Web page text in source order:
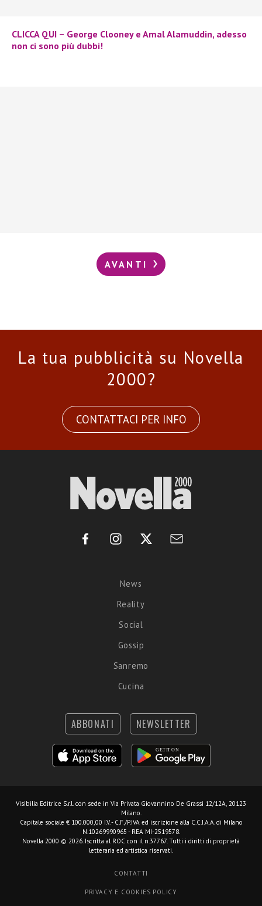
CLICCA QUI – George Clooney e Amal Alamuddin, adesso
non ci sono più dubbi!
AVANTI
La tua pubblicità su Novella
2000?
CONTATTACI PER INFO
News
Reality
Social
Gossip
Sanremo
Cucina
ABBONATI NEWSLETTER
Visibilia Editrice S.r.l. con sede in Via Privata Giovannino De Grassi 12/12A, 20123
Milano.
Capitale sociale € 100.000,00 I.V. - C.F./P.IVA ed iscrizione alla C.C.I.A.A. di Milano
N.10269990965 - REA MI-2519578.
Novella 2000 © 2026. Iscritta al ROC con il n.37767. Tutti i diritti di proprietà
letteraria ed artistica riservati.
CONTATTI
PRIVACY E COOKIES POLICY